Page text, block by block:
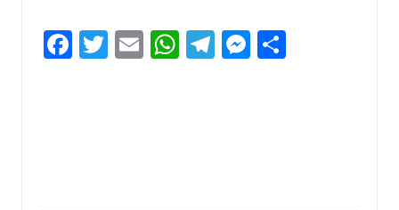
Facebook
Twitter
EmailWhatsApp
Telegram
Messenger